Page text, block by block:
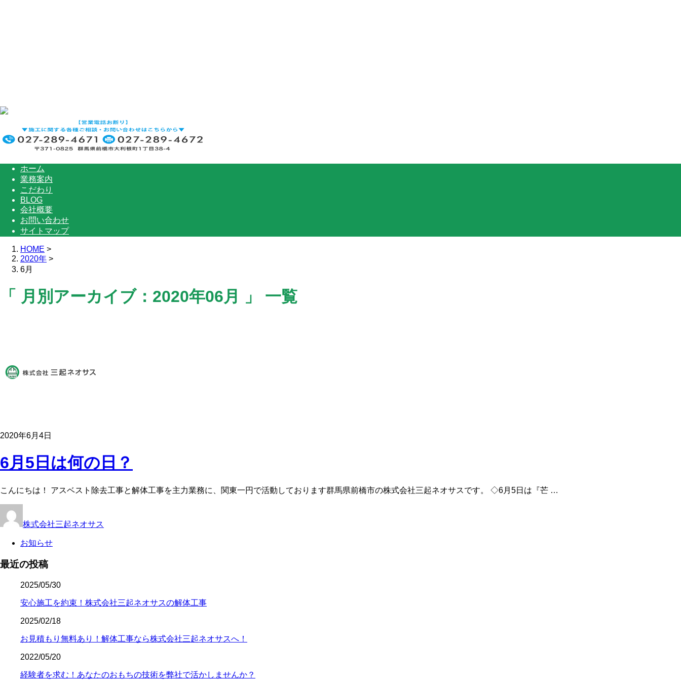
ホーム
業務案内
こだわり
BLOG
会社概要
お問い合わせ
サイトマップ
HOME >
2020年 >
6月
「 月別アーカイブ：2020年06月 」 一覧
2020年6月4日
6月5日は何の日？
こんにちは！ アスベスト除去工事と解体工事を主力業務に、関東一円で活動しております群馬県前橋市の株式会社三起ネオサスです。 ◇6月5日は『芒 …
株式会社三起ネオサス
お知らせ
最近の投稿
2025/05/30
安心施工を約束！株式会社三起ネオサスの解体工事
2025/02/18
お見積もり無料あり！解体工事なら株式会社三起ネオサスへ！
2022/05/20
経験者を求む！あなたのおもちの技術を弊社で活かしませんか？